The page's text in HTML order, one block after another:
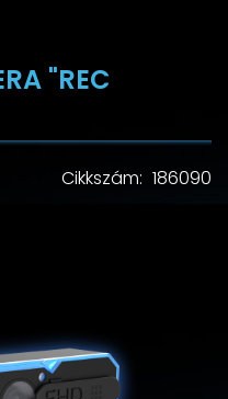
"REC
Cikkszám: 186090